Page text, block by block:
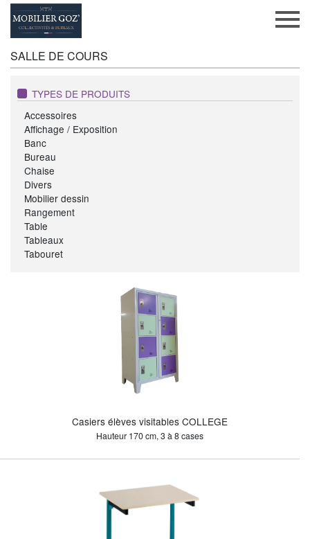
SALLE DE COURS
TYPES DE PRODUITS
Accessoires
Affichage / Exposition
Banc
Bureau
Chaise
Divers
Mobilier dessin
Rangement
Table
Tableaux
Tabouret
Casiers élèves visitables COLLEGE
Hauteur 170 cm, 3 à 8 cases